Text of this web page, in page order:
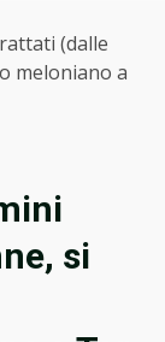
(dalle
meloniano a
si